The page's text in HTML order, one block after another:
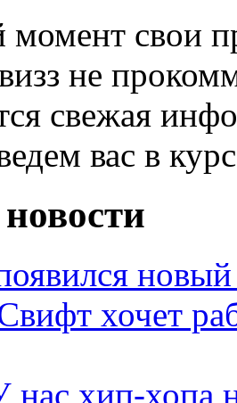
свои
не
свежая
вас в
хочет
нас хип-хопа